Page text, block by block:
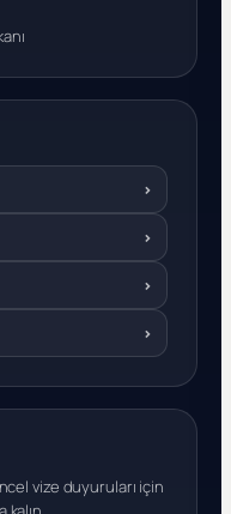
›
›
›
›
vize duyuruları için